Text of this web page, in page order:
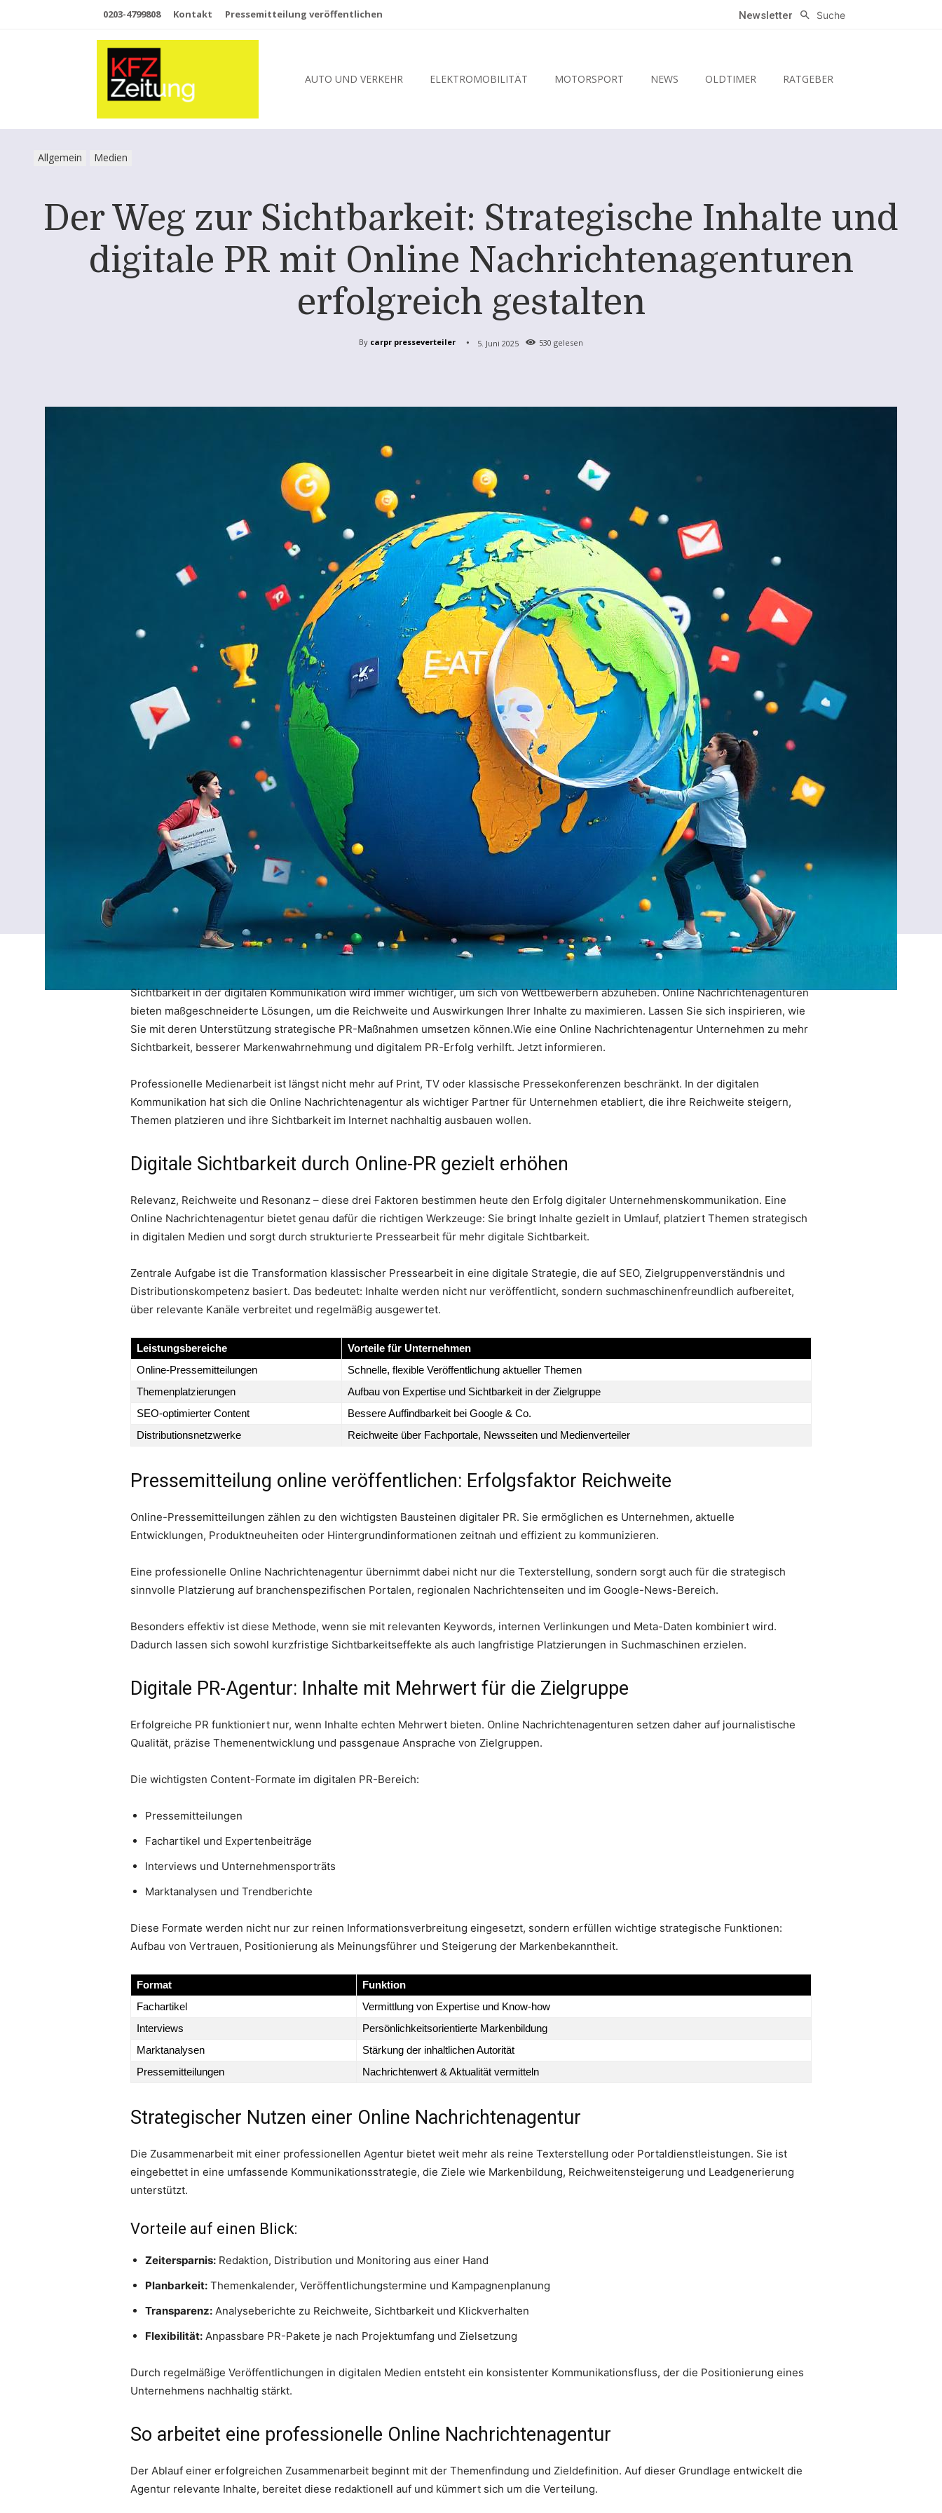
0203-4799808 Kontakt Pressemitteilung veröffentlichen Newsletter Suche
AUTO UND VERKEHR ELEKTROMOBILITÄT MOTORSPORT NEWS OLDTIMER RATGEBER
Allgemein Medien
Der Weg zur Sichtbarkeit: Strategische Inhalte und
digitale PR mit Online Nachrichtenagenturen
erfolgreich gestalten
By carpr presseverteiler 5. Juni 2025 530 gelesen
Sichtbarkeit in der digitalen Kommunikation wird immer wichtiger, um sich von Wettbewerbern abzuheben. Online Nachrichtenagenturen
bieten maßgeschneiderte Lösungen, um die Reichweite und Auswirkungen Ihrer Inhalte zu maximieren. Lassen Sie sich inspirieren, wie
Sie mit deren Unterstützung strategische PR-Maßnahmen umsetzen können.Wie eine Online Nachrichtenagentur Unternehmen zu mehr
Sichtbarkeit, besserer Markenwahrnehmung und digitalem PR-Erfolg verhilft. Jetzt informieren.
Professionelle Medienarbeit ist längst nicht mehr auf Print, TV oder klassische Pressekonferenzen beschränkt. In der digitalen
Kommunikation hat sich die Online Nachrichtenagentur als wichtiger Partner für Unternehmen etabliert, die ihre Reichweite steigern,
Themen platzieren und ihre Sichtbarkeit im Internet nachhaltig ausbauen wollen.
Digitale Sichtbarkeit durch Online-PR gezielt erhöhen
Relevanz, Reichweite und Resonanz – diese drei Faktoren bestimmen heute den Erfolg digitaler Unternehmenskommunikation. Eine
Online Nachrichtenagentur bietet genau dafür die richtigen Werkzeuge: Sie bringt Inhalte gezielt in Umlauf, platziert Themen strategisch
in digitalen Medien und sorgt durch strukturierte Pressearbeit für mehr digitale Sichtbarkeit.
Zentrale Aufgabe ist die Transformation klassischer Pressearbeit in eine digitale Strategie, die auf SEO, Zielgruppenverständnis und
Distributionskompetenz basiert. Das bedeutet: Inhalte werden nicht nur veröffentlicht, sondern suchmaschinenfreundlich aufbereitet,
über relevante Kanäle verbreitet und regelmäßig ausgewertet.
Leistungsbereiche
Vorteile für Unternehmen
Online-Pressemitteilungen
Schnelle, flexible Veröffentlichung aktueller Themen
Themenplatzierungen
Aufbau von Expertise und Sichtbarkeit in der Zielgruppe
SEO-optimierter Content
Bessere Auffindbarkeit bei Google & Co.
Distributionsnetzwerke
Reichweite über Fachportale, Newsseiten und Medienverteiler
Pressemitteilung online veröffentlichen: Erfolgsfaktor Reichweite
Online-Pressemitteilungen zählen zu den wichtigsten Bausteinen digitaler PR. Sie ermöglichen es Unternehmen, aktuelle
Entwicklungen, Produktneuheiten oder Hintergrundinformationen zeitnah und effizient zu kommunizieren.
Eine professionelle Online Nachrichtenagentur übernimmt dabei nicht nur die Texterstellung, sondern sorgt auch für die strategisch
sinnvolle Platzierung auf branchenspezifischen Portalen, regionalen Nachrichtenseiten und im Google-News-Bereich.
Besonders effektiv ist diese Methode, wenn sie mit relevanten Keywords, internen Verlinkungen und Meta-Daten kombiniert wird.
Dadurch lassen sich sowohl kurzfristige Sichtbarkeitseffekte als auch langfristige Platzierungen in Suchmaschinen erzielen.
Digitale PR-Agentur: Inhalte mit Mehrwert für die Zielgruppe
Erfolgreiche PR funktioniert nur, wenn Inhalte echten Mehrwert bieten. Online Nachrichtenagenturen setzen daher auf journalistische
Qualität, präzise Themenentwicklung und passgenaue Ansprache von Zielgruppen.
Die wichtigsten Content-Formate im digitalen PR-Bereich:
Pressemitteilungen
Fachartikel und Expertenbeiträge
Interviews und Unternehmensporträts
Marktanalysen und Trendberichte
Diese Formate werden nicht nur zur reinen Informationsverbreitung eingesetzt, sondern erfüllen wichtige strategische Funktionen:
Aufbau von Vertrauen, Positionierung als Meinungsführer und Steigerung der Markenbekanntheit.
Format
Funktion
Fachartikel
Vermittlung von Expertise und Know-how
Interviews
Persönlichkeitsorientierte Markenbildung
Marktanalysen
Stärkung der inhaltlichen Autorität
Pressemitteilungen
Nachrichtenwert & Aktualität vermitteln
Strategischer Nutzen einer Online Nachrichtenagentur
Die Zusammenarbeit mit einer professionellen Agentur bietet weit mehr als reine Texterstellung oder Portaldienstleistungen. Sie ist
eingebettet in eine umfassende Kommunikationsstrategie, die Ziele wie Markenbildung, Reichweitensteigerung und Leadgenerierung
unterstützt.
Vorteile auf einen Blick:
Zeitersparnis: Redaktion, Distribution und Monitoring aus einer Hand
Planbarkeit: Themenkalender, Veröffentlichungstermine und Kampagnenplanung
Transparenz: Analyseberichte zu Reichweite, Sichtbarkeit und Klickverhalten
Flexibilität: Anpassbare PR-Pakete je nach Projektumfang und Zielsetzung
Durch regelmäßige Veröffentlichungen in digitalen Medien entsteht ein konsistenter Kommunikationsfluss, der die Positionierung eines
Unternehmens nachhaltig stärkt.
So arbeitet eine professionelle Online Nachrichtenagentur
Der Ablauf einer erfolgreichen Zusammenarbeit beginnt mit der Themenfindung und Zieldefinition. Auf dieser Grundlage entwickelt die
Agentur relevante Inhalte, bereitet diese redaktionell auf und kümmert sich um die Verteilung.